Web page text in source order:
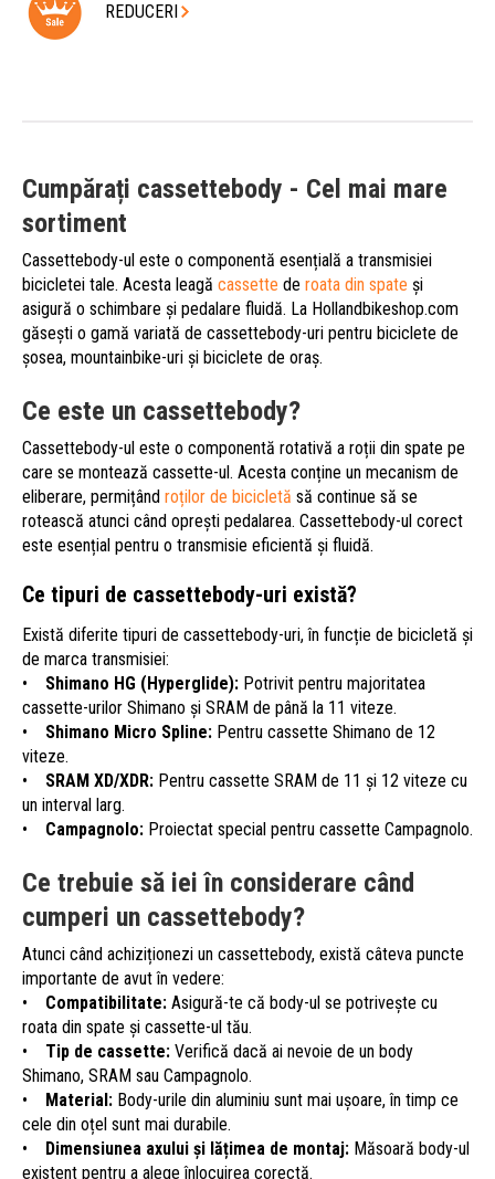
REDUCERI
Cumpărați cassettebody - Cel mai mare
sortiment
Cassettebody-ul este o componentă esențială a transmisiei
bicicletei tale. Acesta leagă cassette de roata din spate și
asigură o schimbare și pedalare fluidă. La Hollandbikeshop.com
găsești o gamă variată de cassettebody-uri pentru biciclete de
șosea, mountainbike-uri și biciclete de oraș.
Ce este un cassettebody?
Cassettebody-ul este o componentă rotativă a roții din spate pe
care se montează cassette-ul. Acesta conține un mecanism de
eliberare, permițând roților de bicicletă să continue să se
rotească atunci când oprești pedalarea. Cassettebody-ul corect
este esențial pentru o transmisie eficientă și fluidă.
Ce tipuri de cassettebody-uri există?
Există diferite tipuri de cassettebody-uri, în funcție de bicicletă și
de marca transmisiei:
• Shimano HG (Hyperglide): Potrivit pentru majoritatea
cassette-urilor Shimano și SRAM de până la 11 viteze.
• Shimano Micro Spline: Pentru cassette Shimano de 12
viteze.
• SRAM XD/XDR: Pentru cassette SRAM de 11 și 12 viteze cu
un interval larg.
• Campagnolo: Proiectat special pentru cassette Campagnolo.
Ce trebuie să iei în considerare când
cumperi un cassettebody?
Atunci când achiziționezi un cassettebody, există câteva puncte
importante de avut în vedere:
•
Compatibilitate: Asigură-te că body-ul se potrivește cu
roata din spate și cassette-ul tău.
• Tip de cassette: Verifică dacă ai nevoie de un body
Shimano, SRAM sau Campagnolo.
• Material: Body-urile din aluminiu sunt mai ușoare, în timp ce
cele din oțel sunt mai durabile.
• Dimensiunea axului și lățimea de montaj: Măsoară body-ul
existent pentru a alege înlocuirea corectă.